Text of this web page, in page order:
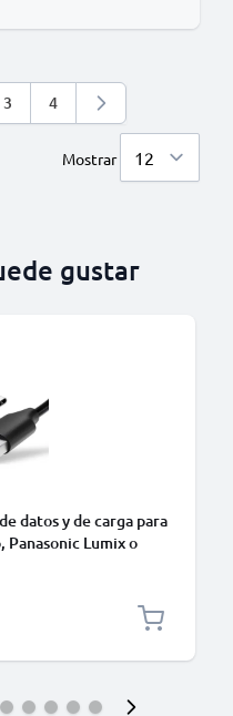
página
Página
3 Página
4
Mostrar
gustar
datos y de carga para
Panasonic Lumix o